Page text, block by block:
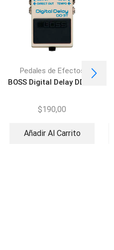
Pedales de Efectos
BOSS Digital Delay DD-3T
$190,00
Añadir Al Carrito